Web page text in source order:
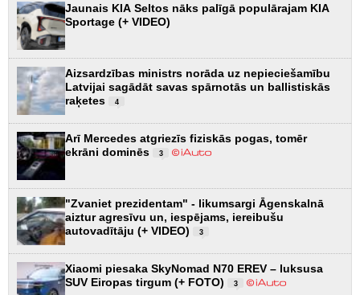
Jaunais KIA Seltos nāks palīgā populārajam KIA
Sportage (+ VIDEO)
Aizsardzības ministrs norāda uz nepieciešamību
Latvijai sagādāt savas spārnotās un ballistiskās
raķetes
4
Arī Mercedes atgriezīs fiziskās pogas, tomēr
ekrāni dominēs
3
"Zvaniet prezidentam" - likumsargi Āgenskalnā
aiztur agresīvu un, iespējams, iereibušu
autovadītāju (+ VIDEO)
3
Xiaomi piesaka SkyNomad N70 EREV – luksusa
SUV Eiropas tirgum (+ FOTO)
3